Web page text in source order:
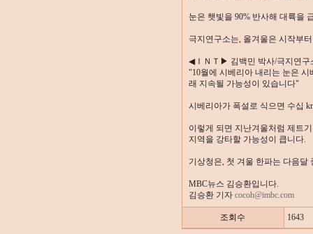
눈은 햇빛을 90% 반사해 대륙을
극지연구소는, 올겨울은 시작부
◀ＩＮＴ▶ 김백민 박사/극지연구
"10월에 시베리아 내리는 눈은
래 지속될 가능성이 있습니다"
시베리아가 폭설로 식으면 수십
이렇게 되면 지난겨울처럼 제트
지역을 강타할 가능성이 큽니다.
기상청은, 첫 겨울 한파는 다음달
MBC뉴스 김승환입니다.
김승환 기자 cocoh@imbc.com
조회수 1643